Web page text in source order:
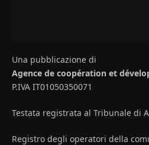
Una pubblicazione di
Agence de coopération et
P.IVA IT01050350071
Testata registrata al Tribunale di
Registro degli operatori della